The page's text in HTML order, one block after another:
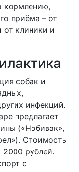
кормлению,
приёма – от
от клиники и
собак и
инфекций.
предлагает
(«Нобивак»,
Стоимость
рублей.
с